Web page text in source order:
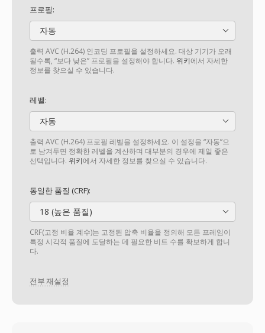
프로필:
자동
출력 AVC (H.264) 인코딩 프로필을 설정하세요. 대상 기기가 오래
될수록, “보다 낮은” 프로필을 설정해야 합니다. 위키에서 자세한
정보를 찾으실 수 있습니다.
레벨:
자동
출력 AVC (H.264) 프로필 레벨을 설정하세요. 이 설정을 “자동”으
로 남겨두면 정확한 레벨을 계산하며 대부분의 경우에 제일 좋은
선택입니다. 위키에서 자세한 정보를 찾으실 수 있습니다.
동일한 품질 (CRF):
18 (높은 품질)
CRF(고정 비율 계수)는 고정된 압축 비율을 정의해 모든 프레임이
특정 시각적 품질에 도달하는 데 필요한 비트 수를 확보하게 합니
다.
전부 재설정